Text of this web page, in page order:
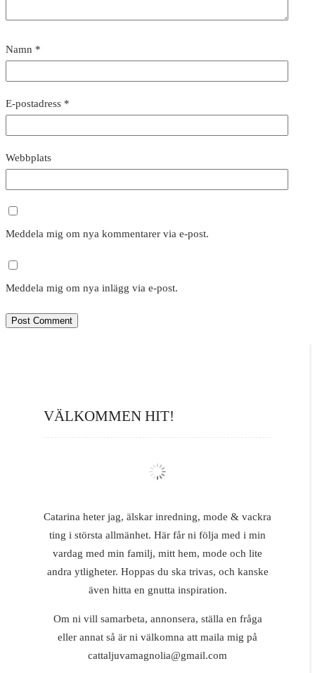
Namn *
E-postadress *
Webbplats
Meddela mig om nya kommentarer via e-post.
Meddela mig om nya inlägg via e-post.
VÄLKOMMEN HIT!
Catarina heter jag, älskar inredning, mode & vackra
ting i största allmänhet. Här får ni följa med i min
vardag med min familj, mitt hem, mode och lite
andra ytligheter. Hoppas du ska trivas, och kanske
även hitta en gnutta inspiration.
Om ni vill samarbeta, annonsera, ställa en fråga
eller annat så är ni välkomna att maila mig på
cattaljuvamagnolia@gmail.com